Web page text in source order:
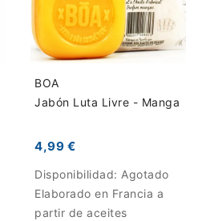
BOA
Jabón Luta Livre - Manga
4,99 €
Disponibilidad: Agotado
Elaborado en Francia a
partir de aceites